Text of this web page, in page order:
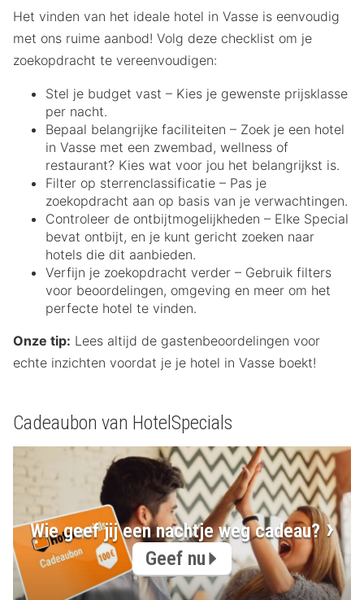
Het vinden van het ideale hotel in Vasse is eenvoudig
met ons ruime aanbod! Volg deze checklist om je
zoekopdracht te vereenvoudigen:
Stel je budget vast – Kies je gewenste prijsklasse
per nacht.
Bepaal belangrijke faciliteiten – Zoek je een hotel
in Vasse met een zwembad, wellness of
restaurant? Kies wat voor jou het belangrijkst is.
Filter op sterrenclassificatie – Pas je
zoekopdracht aan op basis van je verwachtingen.
Controleer de ontbijtmogelijkheden – Elke Special
bevat ontbijt, en je kunt gericht zoeken naar
hotels die dit aanbieden.
Verfijn je zoekopdracht verder – Gebruik filters
voor beoordelingen, omgeving en meer om het
perfecte hotel te vinden.
Onze tip: Lees altijd de gastenbeoordelingen voor
echte inzichten voordat je je hotel in Vasse boekt!
Cadeaubon van HotelSpecials
Wie geef jij een nachtje weg cadeau?
Geef nu